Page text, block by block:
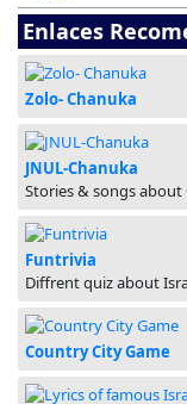
Enlaces
Zolo- Chanuka
JNUL-Chanuka
Stories & songs
Funtrivia
Diffrent quiz about
Country City Game